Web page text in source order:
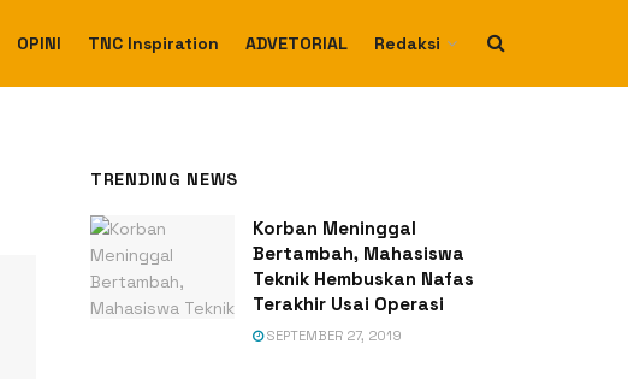
OPINI TNC Inspiration ADVETORIAL Redaksi
TRENDING NEWS
Korban Meninggal
Bertambah, Mahasiswa
Teknik Hembuskan Nafas
Terakhir Usai Operasi
SEPTEMBER 27, 2019